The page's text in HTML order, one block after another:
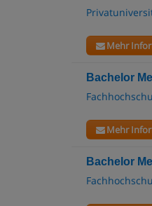
Mehr
Bachelor
Mehr
Bachelor